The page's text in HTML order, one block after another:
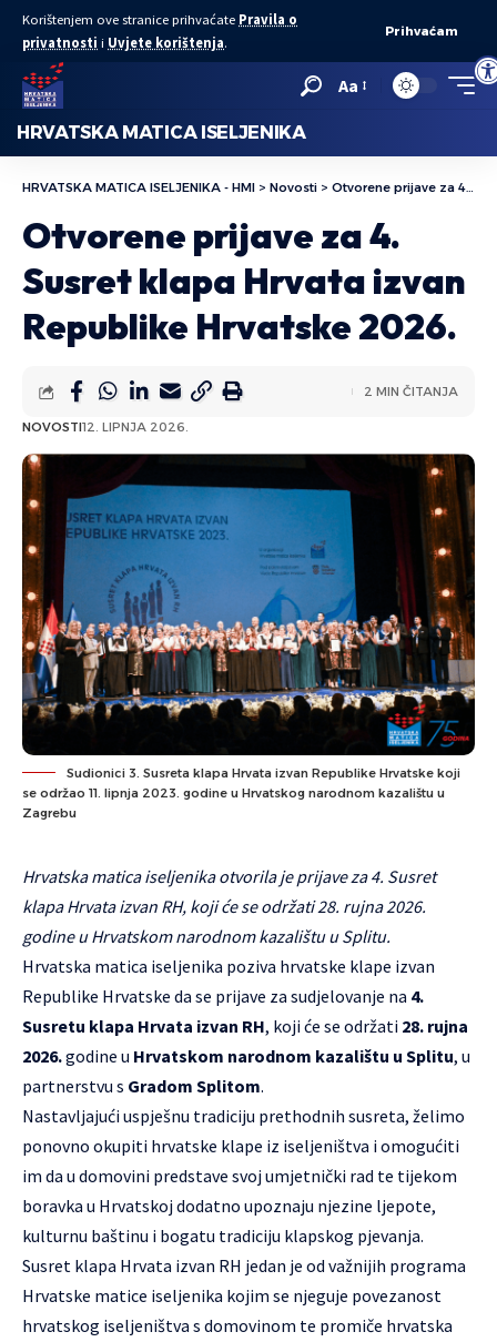
Korištenjem ove stranice prihvaćate Pravila o
privatnosti i Uvjete korištenja.
Prihvaćam
Aa
HRVATSKA MATICA ISELJENIKA
HRVATSKA MATICA ISELJENIKA - HMI > Novosti > Otvorene prijave za 4. Susret klapa Hrvata izvan Republike Hrvatske 2026.
Otvorene prijave za 4.
Susret klapa Hrvata izvan
Republike Hrvatske 2026.
NOVOSTI12. LIPNJA 2026.
2 MIN ČITANJA
Sudionici 3. Susreta klapa Hrvata izvan Republike Hrvatske koji
se održao 11. lipnja 2023. godine u Hrvatskog narodnom kazalištu u
Zagrebu
Hrvatska matica iseljenika otvorila je prijave za 4. Susret
klapa Hrvata izvan RH, koji će se održati 28. rujna 2026.
godine u Hrvatskom narodnom kazalištu u Splitu.
Hrvatska matica iseljenika poziva hrvatske klape izvan
Republike Hrvatske da se prijave za sudjelovanje na 4.
Susretu klapa Hrvata izvan RH, koji će se održati 28. rujna
2026.godine u Hrvatskom narodnom kazalištu u Splitu, u
partnerstvu s Gradom Splitom.
Nastavljajući uspješnu tradiciju prethodnih susreta, želimo
ponovno okupiti hrvatske klape iz iseljeništva i omogućiti
im da u domovini predstave svoj umjetnički rad te tijekom
boravka u Hrvatskoj dodatno upoznaju njezine ljepote,
kulturnu baštinu i bogatu tradiciju klapskog pjevanja.
Susret klapa Hrvata izvan RH jedan je od važnijih programa
Hrvatske matice iseljenika kojim se njeguje povezanost
hrvatskog iseljeništva s domovinom te promiče hrvatska